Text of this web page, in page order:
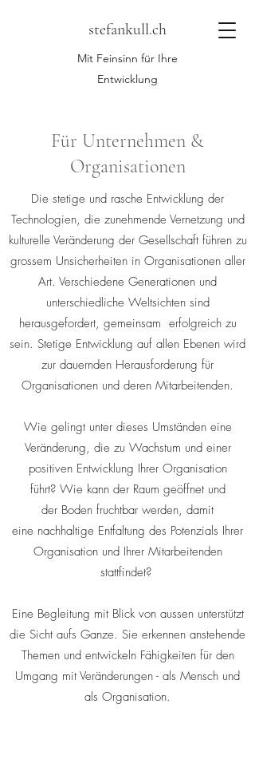
stefankull.ch
Mit Feinsinn für Ihre
Entwicklung
Für Unternehmen &
Organisationen
Die stetige und rasche Entwicklung der
Technologien, die zunehmende Vernetzung und
kulturelle Veränderung der Gesellschaft führen zu
grossem Unsicherheiten in Organisationen aller
Art. Verschiedene Generationen und
unterschiedliche Weltsichten sind
herausgefordert, gemeinsam erfolgreich zu
sein. Stetige Entwicklung auf allen Ebenen wird
zur dauernden Herausforderung für
Organisationen und deren Mitarbeitenden.
Wie gelingt unter dieses Umständen eine
Veränderung, die zu Wachstum und einer
positiven Entwicklung Ihrer Organisation
führt? Wie kann der Raum geöffnet und
der Boden fruchtbar werden, damit
eine nachhaltige Entfaltung des Potenzials Ihrer
Organisation und Ihrer Mitarbeitenden
stattfindet?
Eine Begleitung mit Blick von aussen unterstützt
die Sicht aufs Ganze. Sie erkennen anstehende
Themen und entwickeln Fähigkeiten für den
Umgang mit Veränderungen - als Mensch und
als Organisation.